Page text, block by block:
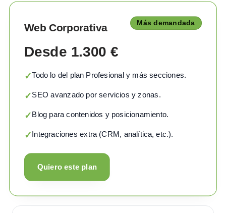
Web Corporativa Más demandada
Desde 1.300 €
✓Todo lo del plan Profesional y más secciones.
✓SEO avanzado por servicios y zonas.
✓Blog para contenidos y posicionamiento.
✓Integraciones extra (CRM, analítica, etc.).
Quiero este plan